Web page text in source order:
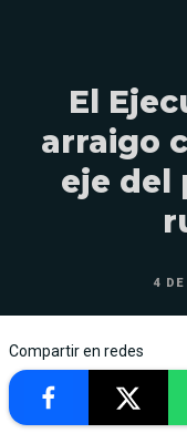
El
arraigo
eje del
4 DE
Compartir en redes